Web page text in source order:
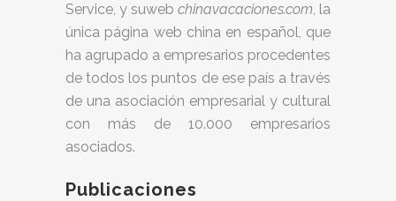
Service, y suweb chinavacaciones.com, la
única página web china en español, que
ha agrupado a empresarios procedentes
de todos los puntos de ese país a través
de una asociación empresarial y cultural
con más de 10.000 empresarios
asociados.
Publicaciones